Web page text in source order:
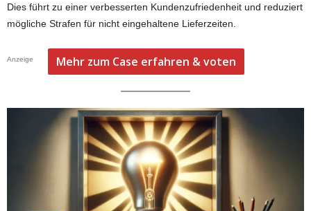
Dies führt zu einer verbesserten Kundenzufriedenheit und reduziert
mögliche Strafen für nicht eingehaltene Lieferzeiten.
Anzeige Mehr zum Case erfahren & voten